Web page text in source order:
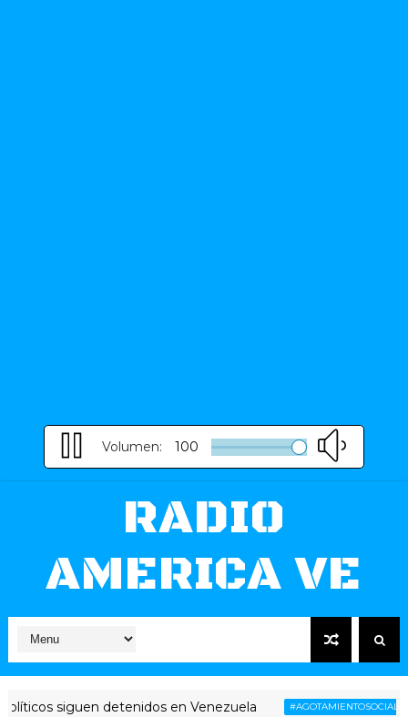
Volumen: 100
RADIO
AMERICA VE
siguen detenidos en Venezuela #AGOTAMIENTOSOCIAL